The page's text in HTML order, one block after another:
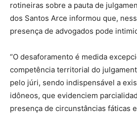
rotineiras sobre a pauta de
dos Santos Arce informou que,
presença de advogados pode
“O desaforamento é medida
competência territorial do
pelo júri, sendo indispensável a
idôneos, que evidenciem
presença de circunstâncias fáticas